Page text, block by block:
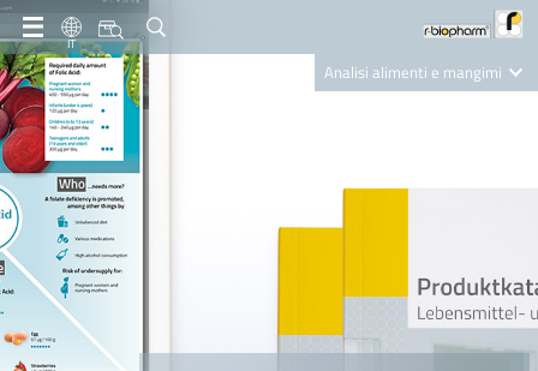
IT
Analisi alimenti e mangimi
Nutrition Care